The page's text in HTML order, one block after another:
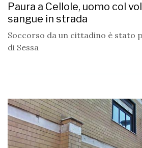
Paura a Cellole, uomo col
sangue in strada
Soccorso da un cittadino è stato
di Sessa